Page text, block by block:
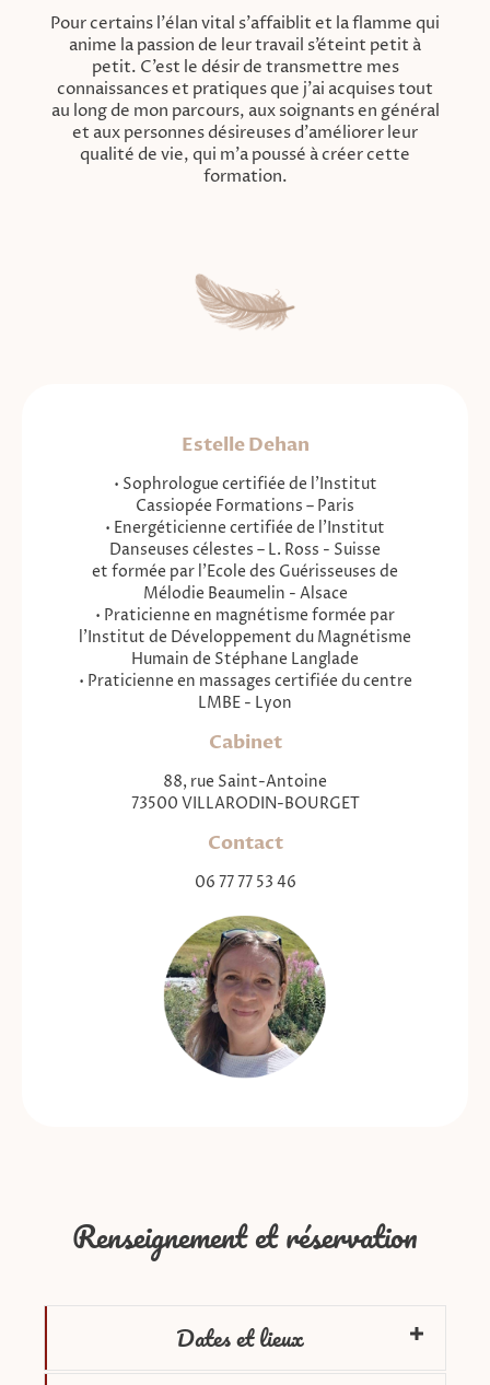
Pour certains l'élan vital s'affaiblit et la flamme qui
anime la passion de leur travail s’éteint petit à
petit. C’est le désir de transmettre mes
connaissances et pratiques que j’ai acquises tout
au long de mon parcours, aux soignants en général
et aux personnes désireuses d'améliorer leur
qualité de vie, qui m’a poussé à créer cette
formation.
Estelle Dehan
• Sophrologue certifiée de l'Institut
Cassiopée Formations – Paris
• Energéticienne certifiée de l'Institut
Danseuses célestes – L. Ross - Suisse
et formée par l'Ecole des Guérisseuses de
Mélodie Beaumelin - Alsace
• Praticienne en magnétisme formée par
l'Institut de Développement du Magnétisme
Humain de Stéphane Langlade
• Praticienne en massages certifiée du centre
LMBE - Lyon
Cabinet
88, rue Saint-Antoine
73500 VILLARODIN-BOURGET
Contact
06 77 77 53 46
Renseignement et réservation
Dates et lieux